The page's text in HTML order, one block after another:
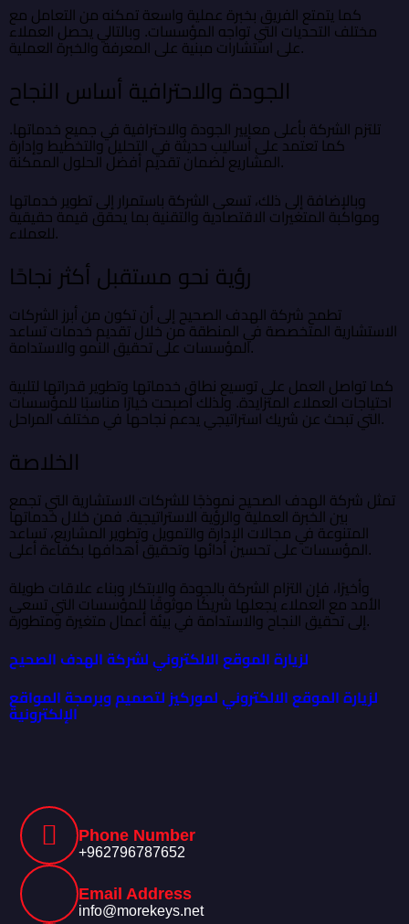
كما يتمتع الفريق بخبرة عملية واسعة تمكنه من التعامل مع
مختلف التحديات التي تواجه المؤسسات. وبالتالي يحصل العملاء
على استشارات مبنية على المعرفة والخبرة العملية.
الجودة والاحترافية أساس النجاح
تلتزم الشركة بأعلى معايير الجودة والاحترافية في جميع خدماتها.
كما تعتمد على أساليب حديثة في التحليل والتخطيط وإدارة
المشاريع لضمان تقديم أفضل الحلول الممكنة.
وبالإضافة إلى ذلك، تسعى الشركة باستمرار إلى تطوير خدماتها
ومواكبة المتغيرات الاقتصادية والتقنية بما يحقق قيمة حقيقية
للعملاء.
رؤية نحو مستقبل أكثر نجاحًا
تطمح شركة الهدف الصحيح إلى أن تكون من أبرز الشركات
الاستشارية المتخصصة في المنطقة من خلال تقديم خدمات تساعد
المؤسسات على تحقيق النمو والاستدامة.
كما تواصل العمل على توسيع نطاق خدماتها وتطوير قدراتها لتلبية
احتياجات العملاء المتزايدة. ولذلك أصبحت خيارًا مناسبًا للمؤسسات
التي تبحث عن شريك استراتيجي يدعم نجاحها في مختلف المراحل.
الخلاصة
تمثل شركة الهدف الصحيح نموذجًا للشركات الاستشارية التي تجمع
بين الخبرة العملية والرؤية الاستراتيجية. فمن خلال خدماتها
المتنوعة في مجالات الإدارة والتمويل وتطوير المشاريع، تساعد
المؤسسات على تحسين أدائها وتحقيق أهدافها بكفاءة أعلى.
وأخيرًا، فإن التزام الشركة بالجودة والابتكار وبناء علاقات طويلة
الأمد مع العملاء يجعلها شريكًا موثوقًا للمؤسسات التي تسعى
إلى تحقيق النجاح والاستدامة في بيئة أعمال متغيرة ومتطورة.
لزيارة الموقع الالكتروني لشركة الهدف الصحيح
لزيارة الموقع الالكتروني لموركيز لتصميم وبرمجة المواقع
الإلكترونية
Phone Number
+962796787652
Email Address
info@morekeys.net